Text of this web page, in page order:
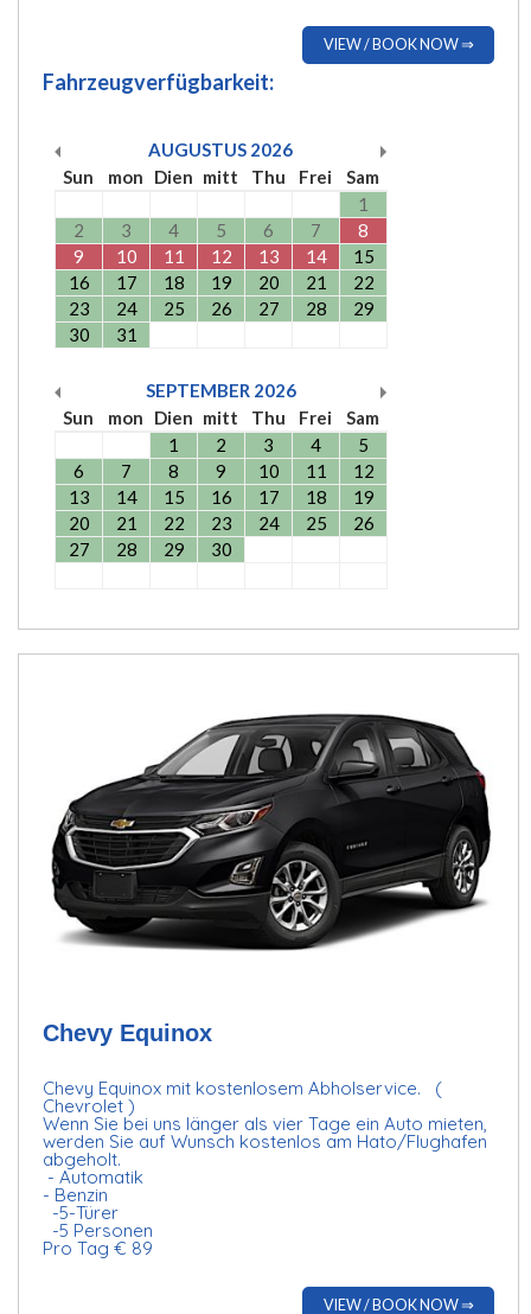
VIEW / BOOK NOW ⇒
Fahrzeugverfügbarkeit:
AUGUSTUS 2026
Sun
mon Dien mitt Thu Frei
Sam
1
2
3 4 5 6 7
8
9
10 11 12 13 14
15
16
17 18 19 20 21
22
23
24 25 26 27 28
29
30
31
SEPTEMBER 2026
Sun
mon Dien mitt Thu Frei
Sam
1
2 3 4
5
6
7 8 9 10 11
12
13
14 15 16 17 18
19
20
21 22 23 24 25
26
27
28 29 30
Chevy Equinox
Chevy Equinox mit kostenlosem Abholservice. (
Chevrolet )
Wenn Sie bei uns länger als vier Tage ein Auto mieten,
werden Sie auf Wunsch kostenlos am Hato/Flughafen
abgeholt.
- Automatik
- Benzin
-5-Türer
-5 Personen
Pro Tag € 89
VIEW / BOOK NOW ⇒